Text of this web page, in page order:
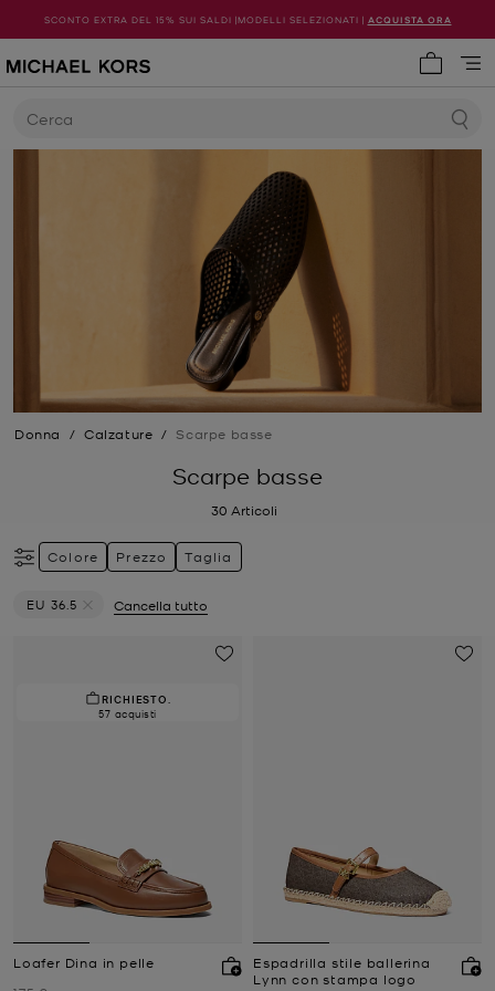
SCONTO EXTRA DEL 15% SUI SALDI |MODELLI SELEZIONATI | ACQUISTA ORA
Cerca
Donna / Calzature / Scarpe basse
Scarpe basse
30 Articoli
Colore Prezzo Taglia
EU 36.5
Cancella tutto
RICHIESTO.
57 acquisti
Loafer Dina in pelle
Espadrilla stile ballerina
Lynn con stampa logo